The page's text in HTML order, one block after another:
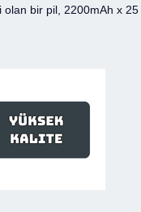
bir pil, 2200mAh x 25